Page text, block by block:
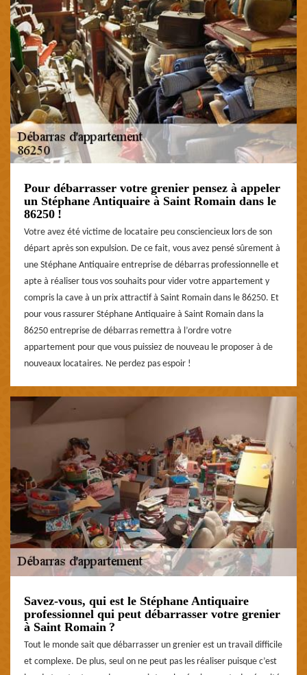
Pour débarrasser votre grenier pensez à appeler
un Stéphane Antiquaire à Saint Romain dans le
86250 !
Votre avez été victime de locataire peu consciencieux lors de son
départ après son expulsion. De ce fait, vous avez pensé sûrement à
une Stéphane Antiquaire entreprise de débarras professionnelle et
apte à réaliser tous vos souhaits pour vider votre appartement y
compris la cave à un prix attractif à Saint Romain dans le 86250. Et
pour vous rassurer Stéphane Antiquaire à Saint Romain dans la
86250 entreprise de débarras remettra à l’ordre votre
appartement pour que vous puissiez de nouveau le proposer à de
nouveaux locataires. Ne perdez pas espoir !
Savez-vous, qui est le Stéphane Antiquaire
professionnel qui peut débarrasser votre grenier
à Saint Romain ?
Tout le monde sait que débarrasser un grenier est un travail difficile
et complexe. De plus, seul on ne peut pas les réaliser puisque c’est